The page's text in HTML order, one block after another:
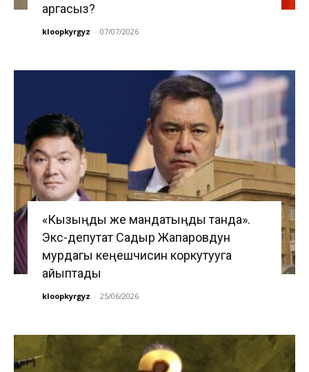
аргасыз?
kloopkyrgyz - 07/07/2026
«Кызыңды же мандатыңды танда».
Экс-депутат Садыр Жапаровдун
мурдагы кеңешчисин коркутууга
айыптады
kloopkyrgyz - 25/06/2026